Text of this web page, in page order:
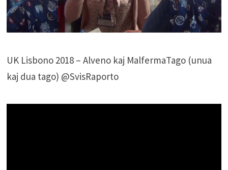
UK Lisbono 2018 – Alveno kaj MalfermaTago (unua
kaj dua tago) @SvisRaporto